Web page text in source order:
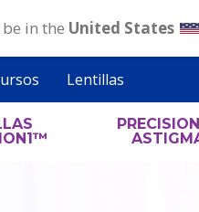
Lentillas
in the United States